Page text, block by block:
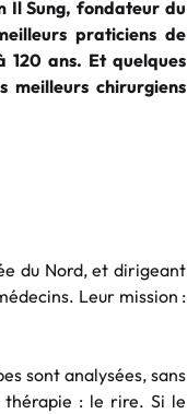
Il Sung, fondateur du
praticiens de
120 ans. Et quelques
meilleurs chirurgiens
du Nord, et dirigeant
Leur mission :
sont analysées, sans
thérapie : le rire. Si le